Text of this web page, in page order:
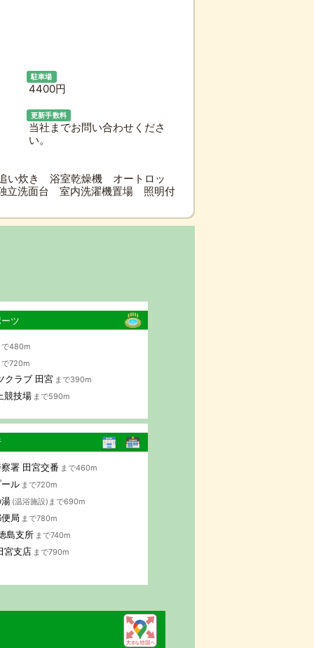
駐車場
4400円
更新手数料
当社までお問い合わせくださ
い。
い炊き 浴室乾燥機 オートロッ
洗面台 室内洗濯機置場 照明付
ツ
で480m
で720m
クラブ 田宮 まで390m
競技場 まで590m
署 田宮交番 まで460m
ル まで720m
(温浴施設)まで690m
局 まで780m
島支所 まで740m
宮支店 まで790m